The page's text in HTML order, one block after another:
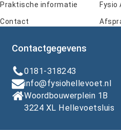
Praktische informatie Fysio
Contact
Contactgegevens
0181-318243
info@fysiohellevoet.nl
Woordbouwerplein 1B
3224 XL Hellevoetsluis